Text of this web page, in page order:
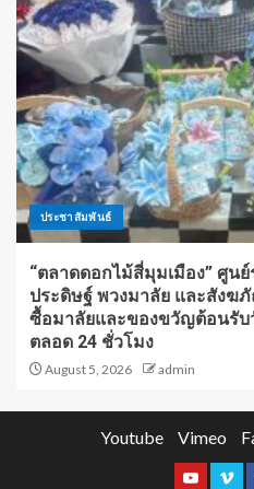
ประชาสัมพันธ์
“ตลาดดอกไม้สี่มุมเมือง” ศูน
ประดิษฐ์ พวงมาลัย และสังฆ
ซื้อมาลัยและของขวัญต้อนรับ
ตลอด 24 ชั่วโมง
August 5, 2026 admin
Youtube Vimeo